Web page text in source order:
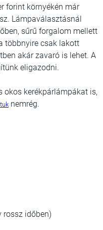
forint környékén már
Lámpaválasztásnál
sűrű forgalom mellett
többnyire csak lakott
akár zavaró is lehet. A
eligazodni.
okos kerékpárlámpákat is,
nemrég.
rossz időben)